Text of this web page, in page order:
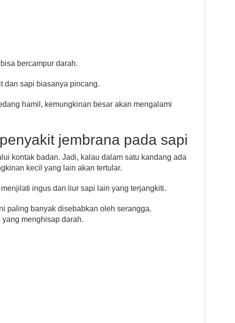
bercampur darah.
dan sapi biasanya pincang.
hamil, kemungkinan besar akan mengalami
jembrana pada sapi
kontak badan. Jadi, kalau dalam satu kandang ada
kecil yang lain akan tertular.
ingus dan liur sapi lain yang terjangkiti.
paling banyak disebabkan oleh serangga.
menghisap darah.